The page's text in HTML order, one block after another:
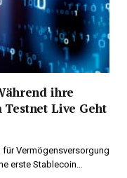
ihre
Live Geht
Vermögensversorgung
erste Stablecoin…